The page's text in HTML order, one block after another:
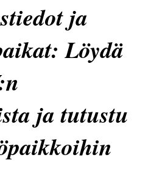
ja
Löydä
ja tutustu